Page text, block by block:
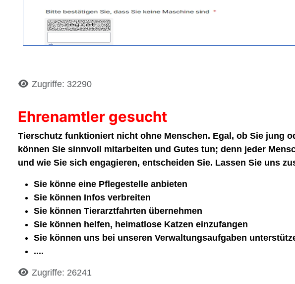
DetailsZugriffe: 32290
Ehrenamtler gesucht
Tierschutz funktioniert nicht ohne Menschen. Egal, ob Sie jung
können Sie sinnvoll mitarbeiten und Gutes tun; denn jeder
und wie Sie sich engagieren, entscheiden Sie. Lassen Sie uns
Sie könne eine Pflegestelle anbieten
Sie können Infos verbreiten
Sie können Tierarztfahrten übernehmen
Sie können helfen, heimatlose Katzen einzufangen
Sie können uns bei unseren Verwaltungsaufgaben
....
DetailsZugriffe: 26241